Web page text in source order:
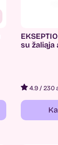
su žaliąja
4.9/230